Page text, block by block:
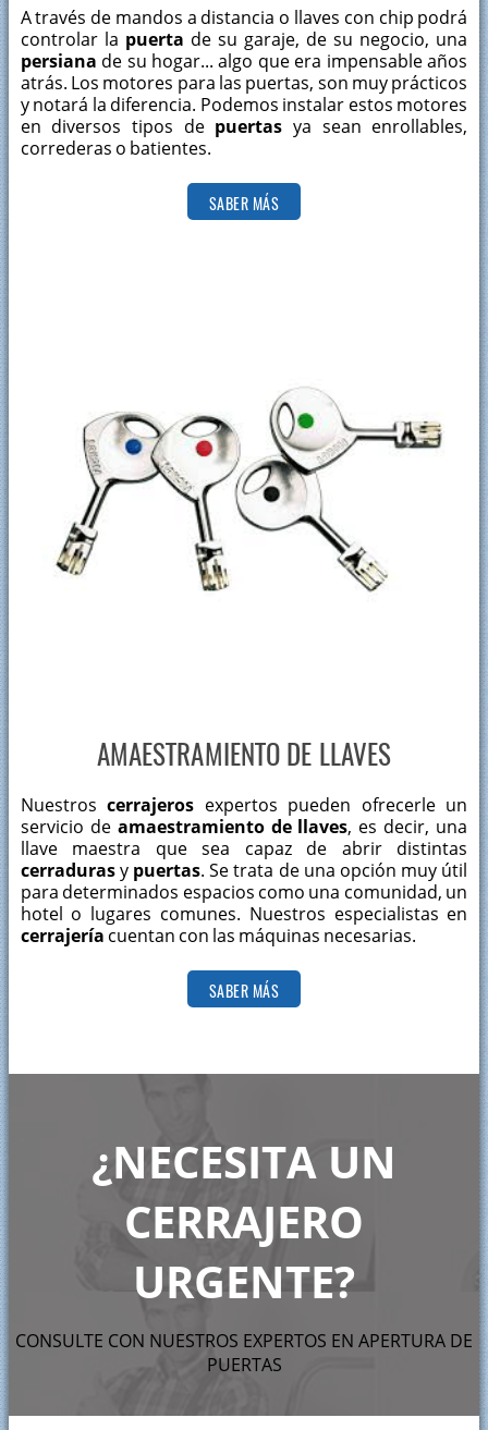
Venta de productos de cerrajería Tesa
Automatización de persianas
Instalación de barras antipánico
Venta e instalación de equipamiento para vías de escape
Cómo evitar los principales métodos de robo en casas
Cerraduras antirrobo en residencias
Montaje de cerraduras
Importancia de las cerraduras antirrobo
A través de mandos a distancia o llaves con chip podrá
controlar la puerta de su garaje, de su negocio, una
persiana de su hogar... algo que era impensable años
atrás. Los motores para las puertas, son muy prácticos
y notará la diferencia. Podemos instalar estos motores
en diversos tipos de puertas ya sean enrollables,
correderas o batientes.
SABER MÁS
AMAESTRAMIENTO DE LLAVES
Nuestroscerrajeros expertos pueden ofrecerle un
servicio de amaestramiento de llaves, es decir, una
llave maestra que sea capaz de abrir distintas
cerradurasy puertas. Se trata de una opción muy útil
para determinados espacios como una comunidad, un
hotel o lugares comunes. Nuestros especialistas en
cerrajería cuentan con las máquinas necesarias.
SABER MÁS
¿NECESITA UN
CERRAJERO
URGENTE?
CONSULTE CON NUESTROS EXPERTOS EN APERTURA DE
PUERTAS